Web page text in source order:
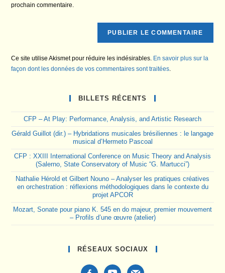
site
prochain commentaire.
Ce site utilise Akismet pour réduire les indésirables. En savoir plus sur la
façon dont les données de vos commentaires sont traitées.
BILLETS RÉCENTS
CFP – At Play: Performance, Analysis, and Artistic Research
Gérald Guillot (dir.) – Hybridations musicales brésiliennes : le langage
musical d’Hermeto Pascoal
CFP : XXIII International Conference on Music Theory and Analysis
(Salerno, State Conservatory of Music “G. Martucci”)
Nathalie Hérold et Gilbert Nouno – Analyser les pratiques créatives
en orchestration : réflexions méthodologiques dans le contexte du
projet APCOR
Mozart, Sonate pour piano K. 545 en do majeur, premier mouvement
– Profils d’une œuvre (atelier)
RÉSEAUX SOCIAUX
facebook-youtubemail